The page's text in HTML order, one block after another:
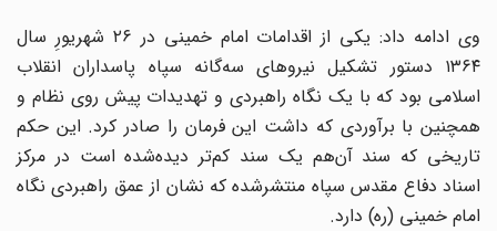
وی ادامه داد: یکی از اقدامات امام خمینی در ٢۶ شهریورِ سال
١٣۶۴ دستور تشکیل نیرو‌های سه‌گانه سپاه پاسداران انقلاب
اسلامی بود که با یک نگاه راهبردی و تهدیدات پیش روی نظام و
همچنین با برآوردی که داشت این فرمان را صادر کرد. این حکم
تاریخی که سند آن‌هم یک سند کم‌تر دیده‌شده است در مرکز
اسناد دفاع مقدس سپاه منتشرشده که نشان از عمق راهبردی نگاه
امام خمینی (ره) دارد.